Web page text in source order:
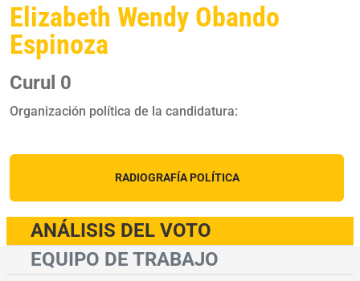
Elizabeth Wendy Obando
Espinoza
Curul 0
Organización política de la candidatura:
RADIOGRAFÍA POLÍTICA
ANÁLISIS DEL VOTO
EQUIPO DE TRABAJO